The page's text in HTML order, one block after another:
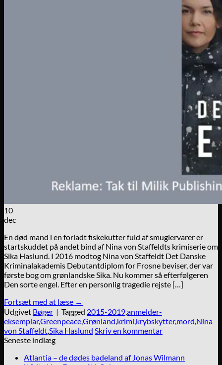
10
dec
En død mand i en forladt fiskekutter fuld af smuglervarer er
startskuddet på andet bind af Nina von Staffeldts krimiserie om
Sika Haslund. I 2016 modtog Nina von Staffeldt Det Danske
Kriminalakademis Debutantdiplom for Frosne beviser, der var
første bog om grønlandske Sika. Nu kommer så efterfølgeren
Den sorte engel. Efter en personlig tragedie rejste […]
Fortsæt med at læse →
Udgivet Bøger | Tagged 2015-2019,anmelder-
eksemplar,Greenpeace,Grønland,krimi,krybskytter,mord,Nina
von Staffeldt,Sika Haslund Skriv en kommentar
Seneste indlæg
Atlantia – de dødes badeland af Jonas Wilmann